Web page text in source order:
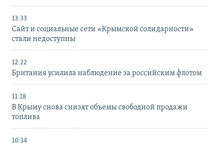
13:33
Сайт и социальные сети «Крымской солидарности»
стали недоступны
12:22
Британия усилила наблюдение за российским флотом
11:18
В Крыму снова снизят объемы свободной продажи
топлива
10:14